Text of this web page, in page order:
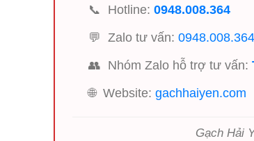
📞
Hotline: 0948.008.364
💬 Zalo tư vấn: 0948.008.364
👥 Nhóm Zalo hỗ trợ tư vấn:
🌐 Website: gachhaiyen.com
Gạch Hải